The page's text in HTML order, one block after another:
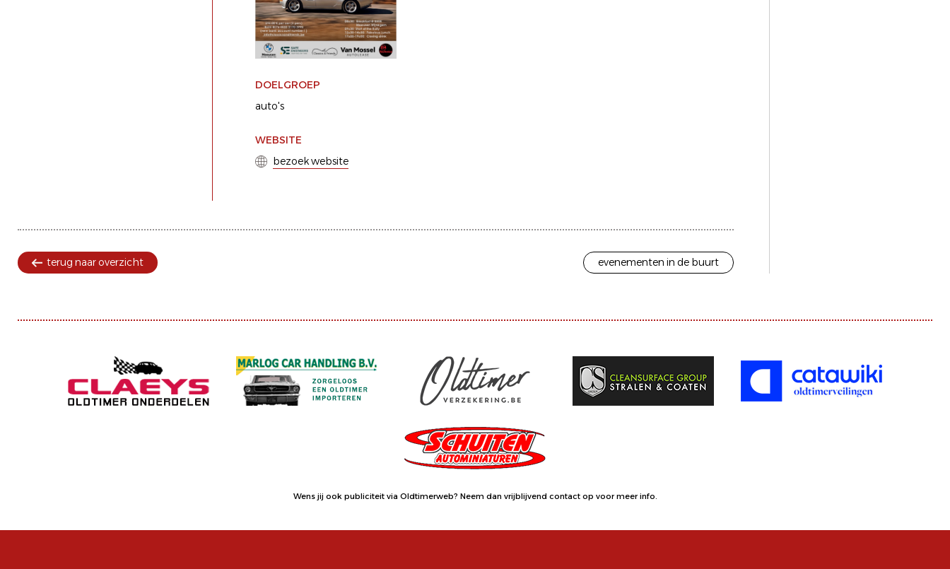
DOELGROEP
auto's
WEBSITE
bezoek website
terug naar overzicht evenementen in de buurt
Wens jij ook publiciteit via Oldtimerweb? Neem dan vrijblijvend contact op voor meer info.